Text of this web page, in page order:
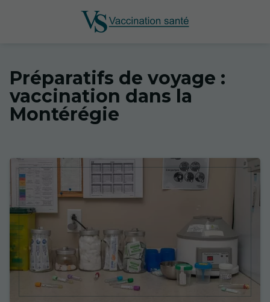
Préparatifs de voyage :
vaccination dans la
Montérégie